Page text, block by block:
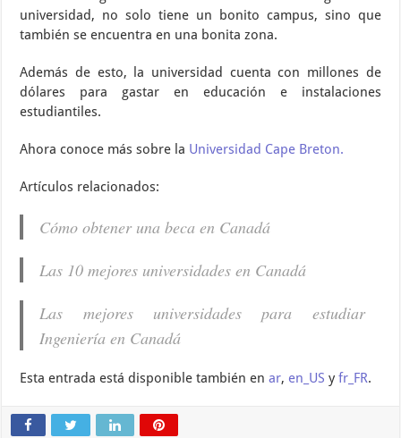
universidad, no solo tiene un bonito campus, sino que
también se encuentra en una bonita zona.
Además de esto, la universidad cuenta con millones de
dólares para gastar en educación e instalaciones
estudiantiles.
Ahora conoce más sobre la Universidad Cape Breton.
Artículos relacionados:
Cómo obtener una beca en Canadá
Las 10 mejores universidades en Canadá
Las mejores universidades para estudiar
Ingeniería en Canadá
Esta entrada está disponible también enar, en_US yfr_FR.